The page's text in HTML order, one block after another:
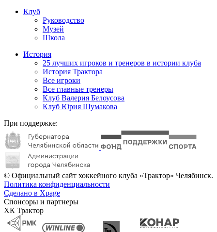
Клуб
Руководство
Музей
Школа
История
25 лучших игроков и тренеров в истории клуба
История Трактора
Все игроки
Все главные тренеры
Клуб Валерия Белоусова
Клуб Юрия Шумакова
При поддержке:
© Официальный сайт хоккейного клуба «Трактор» Челябинск.
Политика конфиденциальности
Сделано в Xpage
Спонсоры и партнеры
ХК Трактор